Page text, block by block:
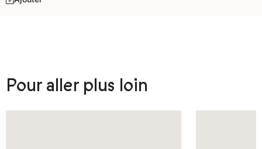
Pour aller plus loin